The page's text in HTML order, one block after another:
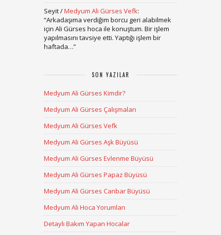
Seyit/Medyum Ali Gürses Vefk:
“Arkadaşıma verdiğim borcu geri alabilmek
için Ali Gürses hoca ile konuştum. Bir işlem
yapılmasını tavsiye etti. Yaptığı işlem bir
haftada…”
SON YAZILAR
Medyum Ali Gürses Kimdir?
Medyum Ali Gürses Çalışmaları
Medyum Ali Gürses Vefk
Medyum Ali Gürses Aşk Büyüsü
Medyum Ali Gürses Evlenme Büyüsü
Medyum Ali Gürses Papaz Büyüsü
Medyum Ali Gürses Canbar Büyüsü
Medyum Ali Hoca Yorumları
Detaylı Bakım Yapan Hocalar